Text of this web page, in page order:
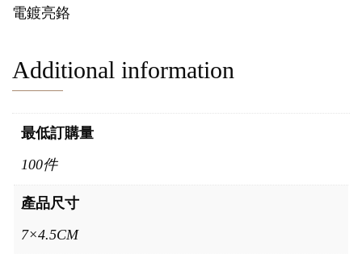
電鍍亮鉻
Additional information
最低訂購量
100件
產品尺寸
7×4.5CM